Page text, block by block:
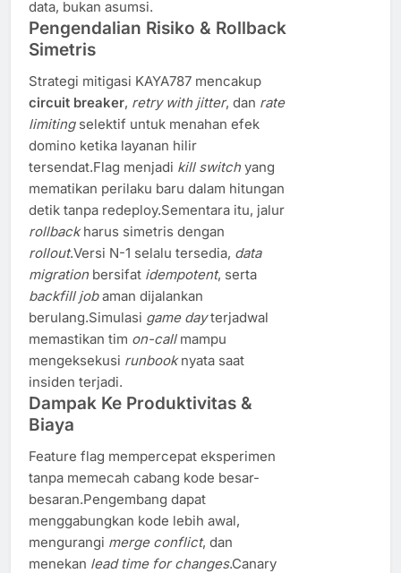
data, bukan asumsi.
Pengendalian Risiko & Rollback
Simetris
Strategi mitigasi KAYA787 mencakup
circuit breaker, retry with jitter, dan rate
limitingselektif untuk menahan efek
domino ketika layanan hilir
tersendat.Flag menjadi kill switch yang
mematikan perilaku baru dalam hitungan
detik tanpa redeploy.Sementara itu, jalur
rollbackharus simetris dengan
rollout.Versi N-1 selalu tersedia, data
migration bersifat idempotent, serta
backfill jobaman dijalankan
berulang.Simulasi game dayterjadwal
memastikan tim on-callmampu
mengeksekusi runbooknyata saat
insiden terjadi.
Dampak Ke Produktivitas &
Biaya
Feature flag mempercepat eksperimen
tanpa memecah cabang kode besar-
besaran.Pengembang dapat
menggabungkan kode lebih awal,
mengurangi merge conflict, dan
menekan lead time for changes.Canary